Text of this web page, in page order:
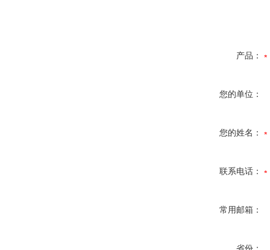
产品：
您的单位：
您的姓名：
联系电话：
常用邮箱：